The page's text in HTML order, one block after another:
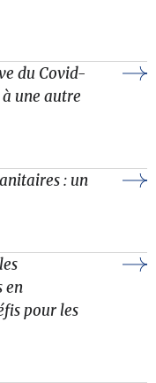
du Covid-
à une autre
: un
en
pour les